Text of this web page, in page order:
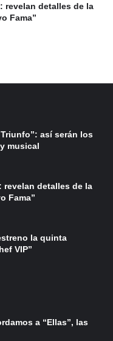
revelan detalles de la
Fama”
así serán los
musical
revelan detalles de la
Fama”
la quinta
VIP”
a “Ellas”, las